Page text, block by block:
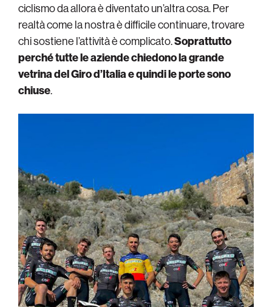
ciclismo da allora è diventato un’altra cosa. Per
realtà come la nostra è difficile continuare, trovare
chi sostiene l’attività è complicato.Soprattutto
perché tutte le aziende chiedono la grande
vetrina del Giro d’Italia e quindi le porte sono
chiuse.